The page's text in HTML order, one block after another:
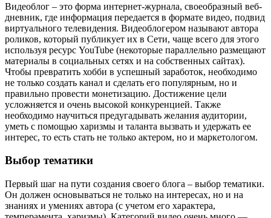
Видеоблог – это форма интернет-журнала, своеобразный веб-
дневник, где информация передается в формате видео, подвид
виртуального телевидения. Видеоблогером называют автора
роликов, который публикует их в Сети, чаще всего для этого
используя ресурс YouTube (некоторые параллельно размещают
материалы в социальных сетях и на собственных сайтах).
Чтобы превратить хобби в успешный заработок, необходимо
не только создать канал и сделать его популярным, но и
правильно провести монетизацию. Достижение цели
усложняется и очень высокой конкуренцией. Также
необходимо научиться предугадывать желания аудитории,
уметь с помощью харизмы и таланта вызвать и удержать ее
интерес, то есть стать не только актером, но и маркетологом.
Выбор тематики
Первый шаг на пути создания своего блога – выбор тематики.
Он должен основываться не только на интересах, но и на
знаниях и умениях автора (с учетом его характера,